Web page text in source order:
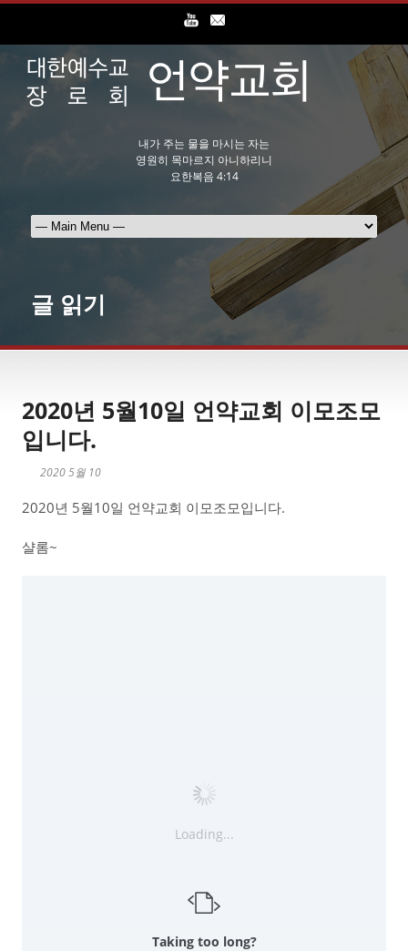
내가 주는 물을 마시는 자는
영원히 목마르지 아니하리니
요한복음 4:14
글 읽기
2020년 5월10일 언약교회 이모조모
입니다.
2020 5월 10
2020년 5월10일 언약교회 이모조모입니다.
샬롬~
Loading...
Taking too long?